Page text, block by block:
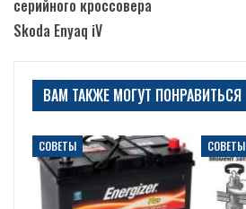
серийного кроссовера
Skoda Enyaq iV
ВАМ ТАКЖЕ МОГУТ ПОНРАВИТЬСЯ
СОВЕТЫ СОВЕТЫ